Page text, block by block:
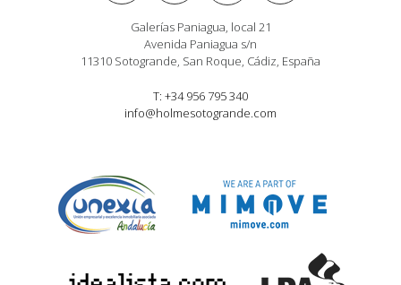
Galerías Paniagua, local 21
Avenida Paniagua s/n
11310 Sotogrande, San Roque, Cádiz, España
T: +34 956 795 340
info@holmesotogrande.com